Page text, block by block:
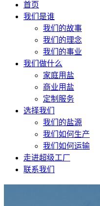
首页
我们是谁
我们的故事
我们的理念
我们的事业
我们做什么
家庭用盐
商业用盐
定制服务
选择我们
我们的盐源
我们如何生产
我们如何运输
走进超级工厂
联系我们